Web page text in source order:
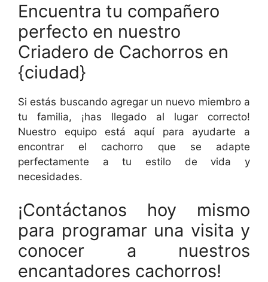
Encuentra tu compañero
perfecto en nuestro
Criadero de Cachorros en
{ciudad}
Si estás buscando agregar un nuevo miembro a
tu familia, ¡has llegado al lugar correcto!
Nuestro equipo está aquí para ayudarte a
encontrar el cachorro que se adapte
perfectamente a tu estilo de vida y
necesidades.
¡Contáctanos hoy mismo
para programar una visita y
conocer a nuestros
encantadores cachorros!